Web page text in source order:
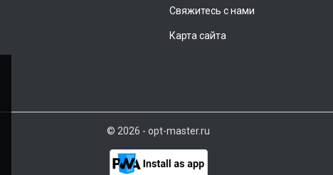
Свяжитесь с нами
Карта сайта
© 2026 - opt-master.ru